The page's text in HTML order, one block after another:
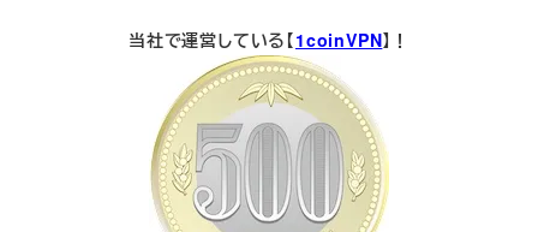
当社で運営している【1coinVPN】！